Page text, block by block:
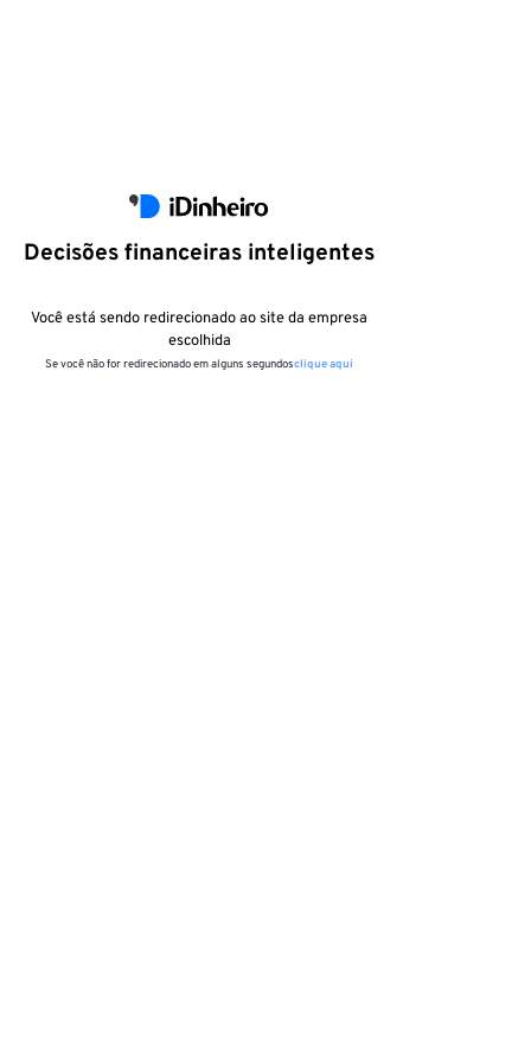
Decisões financeiras inteligentes
Você está sendo redirecionado ao site da empresa
escolhida
Se você não for redirecionado em alguns segundosclique aqui